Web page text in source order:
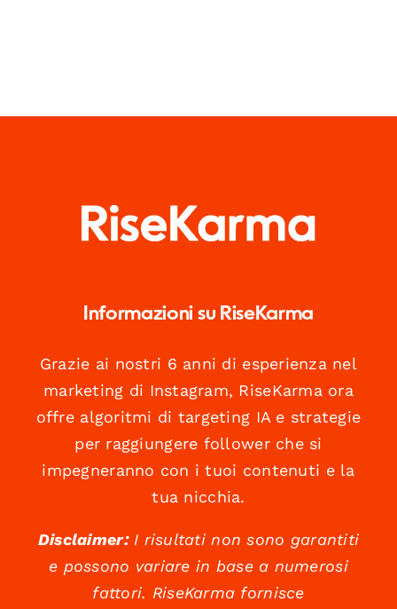
Informazioni su RiseKarma
Grazie ai nostri 6 anni di esperienza nel
marketing di Instagram, RiseKarma ora
offre algoritmi di targeting IA e strategie
per raggiungere follower che si
impegneranno con i tuoi contenuti e la
tua nicchia.
Disclaimer:I risultati non sono garantiti
e possono variare in base a numerosi
fattori. RiseKarma fornisce